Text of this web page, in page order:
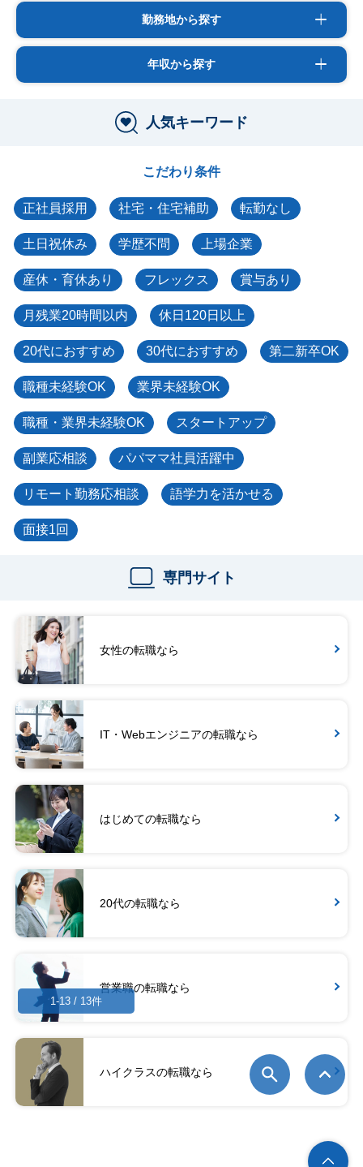
勤務地から探す
年収から探す
人気キーワード
こだわり条件
正社員採用 社宅・住宅補助 転勤なし
土日祝休み 学歴不問 上場企業
産休・育休あり フレックス 賞与あり
月残業20時間以内 休日120日以上
20代におすすめ 30代におすすめ 第二新卒OK
職種未経験OK 業界未経験OK
職種・業界未経験OK スタートアップ
副業応相談 パパママ社員活躍中
リモート勤務応相談 語学力を活かせる
面接1回
専門サイト
女性の転職なら
IT・Webエンジニアの転職なら
はじめての転職なら
20代の転職なら
営業職の転職なら
ハイクラスの転職なら
1-13 / 13件